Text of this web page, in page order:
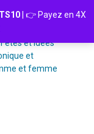
Fêtes et idées
et
et femme
| 👉 Payez en 4X